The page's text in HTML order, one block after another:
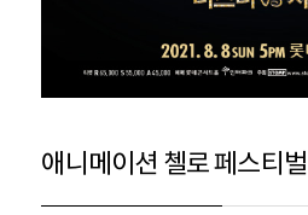
애니메이션 첼로 페스티벌